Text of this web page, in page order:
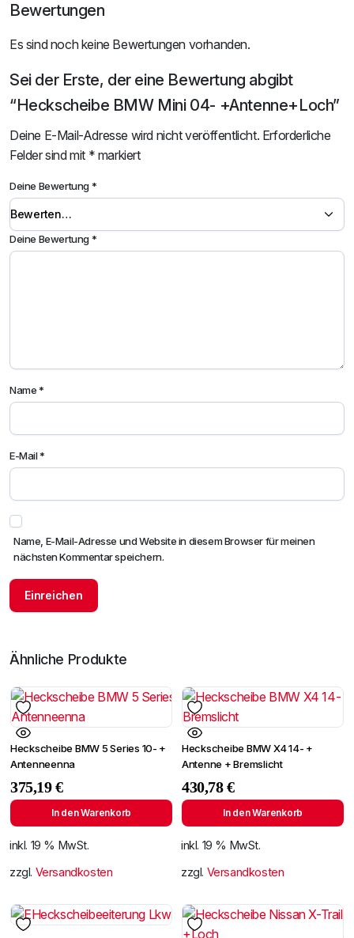
Bewertungen
Es sind noch keine Bewertungen vorhanden.
Sei der Erste, der eine Bewertung abgibt
“Heckscheibe BMW Mini 04- +Antenne+Loch”
Deine E-Mail-Adresse wird nicht veröffentlicht. Erforderliche
Felder sind mit * markiert
Deine Bewertung*
Deine Bewertung*
Name*
E-Mail*
Name, E-Mail-Adresse und Website in diesem Browser für meinen
nächsten Kommentar speichern.
Ähnliche Produkte
Heckscheibe BMW 5 Series 10- +
Antenneenna
375,19€
In den Warenkorb
inkl. 19 % MwSt.
zzgl. Versandkosten
Heckscheibe BMW X4 14- +
Antenne + Bremslicht
430,78€
In den Warenkorb
inkl. 19 % MwSt.
zzgl. Versandkosten